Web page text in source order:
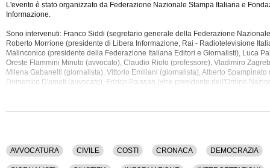
L'evento è stato organizzato da Federazione Nazionale Stampa Italiana e
Informazione.
Sono intervenuti: Franco Siddi (segretario generale della Federazione
Roberto Morrione (presidente di Libera Informazione, Rai - Radiotelevisione
Malinconico (presidente della Federazione Italiana Editori e Giornalisti), Luca
Oreste Flammini Minuto (avvocato), Claudio Riolo (professore), Vladimiro
Milena Gabanelli (giornalista), Vittorio Emiliani (giornalista), Alberto Spampinato
Domenico D'amati (avvocato), Enrico Paissan (vice presidente dell'Ordine
Italiani), Roberto Natale (presidente della Federazione Nazionale della Stampa
(giornalista), Giulio Gargia (giornalista), Giovanni Rossi (giornalista), Giovanni
Generale Aggiunto della Federazione Nazionale della Stampa Italiana).
AVVOCATURA CIVILE COSTI CRONACA DEMOCRAZIA